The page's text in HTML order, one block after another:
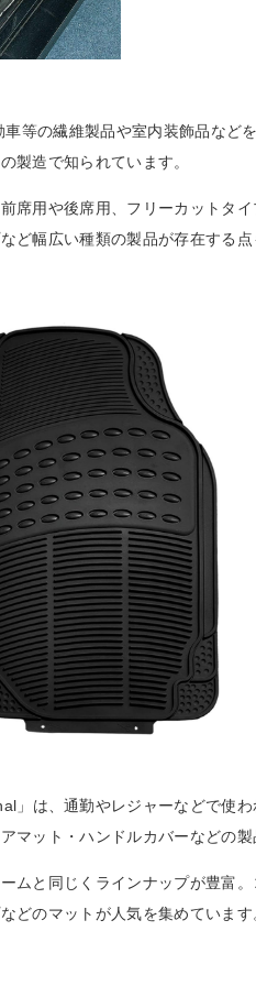
等の繊維製品や室内装飾品など
製造で知られています。
席用や後席用、フリーカットタ
ど幅広い種類の製品が存在する点
」は、通勤やレジャーなどで使
マット・ハンドルカバーなどの製
ムと同じくラインナップが豊富
どのマットが人気を集めています